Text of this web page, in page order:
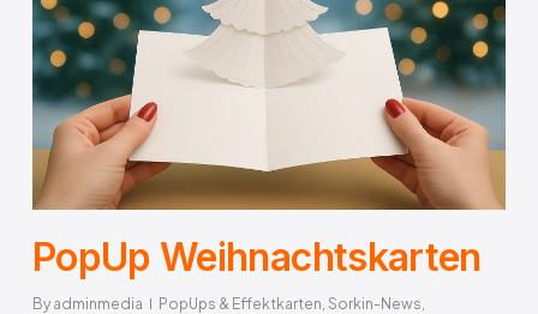
PopUp Weihnachtskarten
By adminmedia PopUps & Effektkarten Sorkin-News